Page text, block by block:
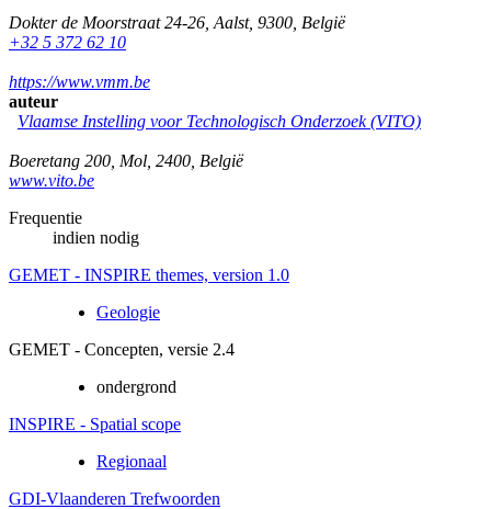
Dokter de Moorstraat 24-26 Aalst, 9300 België
+32 5 372 62 10
https://www.vmm.be
auteur
Vlaamse Instelling voor Technologisch Onderzoek (VITO)
Boeretang 200 Mol 2400 België
www.vito.be
Frequentie
indien nodig
GEMET - INSPIRE themes, version 1.0
Geologie
GEMET - Concepten, versie 2.4
ondergrond
INSPIRE - Spatial scope
Regionaal
GDI-Vlaanderen Trefwoorden